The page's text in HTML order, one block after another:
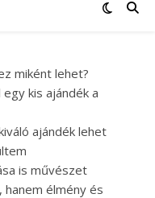
miként lehet?
kis ajándék a
ajándék lehet
is művészet
élmény és